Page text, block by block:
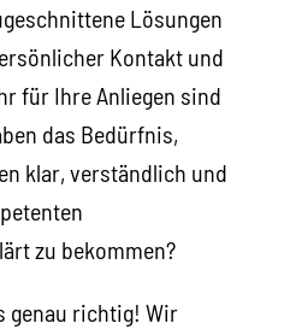
Lösungen
Kontakt und
für Ihre Anliegen sind
das Bedürfnis,
klar, verständlich und
zu bekommen?
genau richtig! Wir